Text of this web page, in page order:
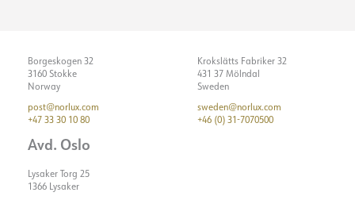
Borgeskogen 32
3160 Stokke
Norway
post@norlux.com
+47 33 30 10 80
Avd. Oslo
Lysaker Torg 25
1366 Lysaker
Krokslätts Fabriker 32
431 37 Mölndal
Sweden
sweden@norlux.com
+46 (0) 31-7070500